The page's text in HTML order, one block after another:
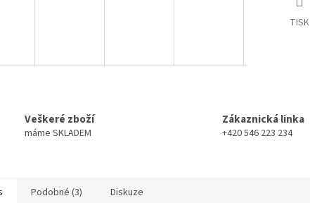
TISK
Veškeré zboží
máme SKLADEM
Zákaznická linka
+420 546 223 234
Podobné (3) Diskuze